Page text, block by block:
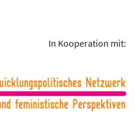
In Kooperation mit: